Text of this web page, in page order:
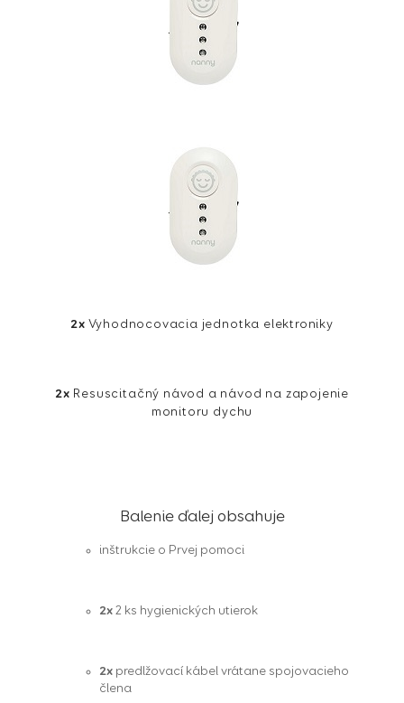
2x Vyhodnocovacia jednotka elektroniky
2x Resuscitačný návod a návod na zapojenie
monitoru dychu
Balenie ďalej obsahuje
inštrukcie o Prvej pomoci
2x 2 ks hygienických utierok
2x predlžovací kábel vrátane spojovacieho
člena